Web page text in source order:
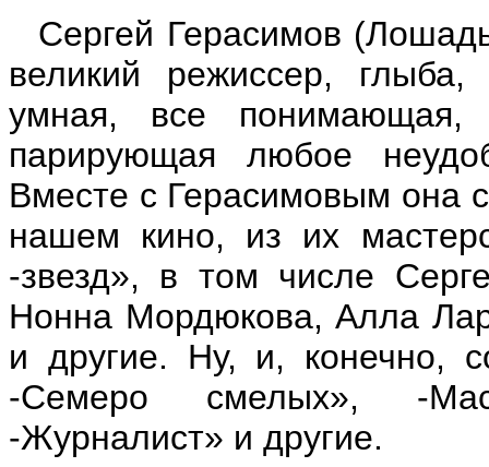
Сергей Герасимов
великий режиссер,
умная, все понимающая,
парирующая любое
Вместе с Герасимовым она
нашем кино, из их
-звезд», в том числе
Нонна Мордюкова, Алла
и другие. Ну, и, конечно,
-Семеро смелых», -
-Журналист» и другие.